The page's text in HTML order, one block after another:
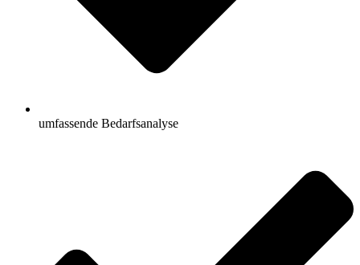
umfassende Bedarfsanalyse